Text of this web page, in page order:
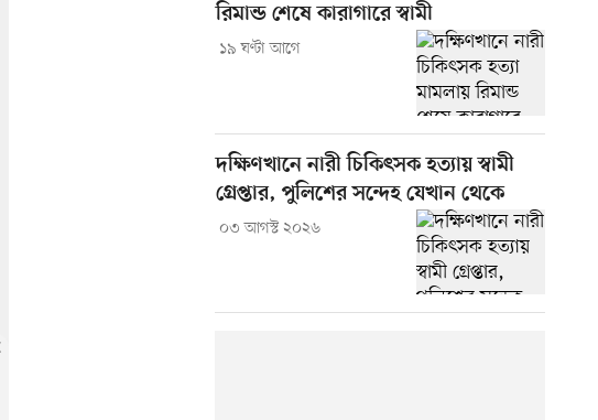
রিমান্ড শেষে কারাগারে স্বামী
১৯ ঘণ্টা আগে
দক্ষিণখানে নারী চিকিৎসক হত্যায় স্বামী
গ্রেপ্তার, পুলিশের সন্দেহ যেখান থেকে
০৩ আগস্ট ২০২৬